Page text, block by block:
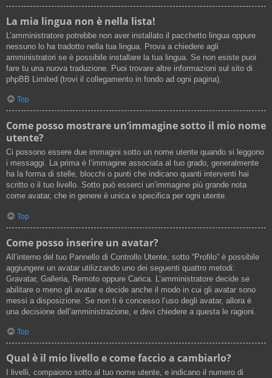
La mia lingua non è nella lista!
L’amministratore potrebbe non aver installato il pacchetto lingua oppure
nessuno lo ha tradotto nella tua lingua. Prova a chiedere agli
amministratori se è possibile installare la tua lingua. Se non esiste puoi
fare tu una nuova traduzione. Puoi trovare altre informazioni sul sito di
phpBB Limited (trovi il collegamento in fondo ad ogni pagina).
Top
Come posso mostrare un’immagine sotto il mio nome
utente?
Ci possono essere due immagini sotto un nome utente quando si leggono
i messaggi. La prima è l’immagine associata al tuo grado, generalmente
ha la forma di stelle, blocchi o punti che indicano quanti interventi hai
scritto o il tuo livello. Sotto può esserci un’immagine più grande nota
come avatar, che in genere è unica e specifica per ogni utente.
Top
Come posso inserire un avatar?
All’interno del tuo Pannello di Controllo Utente, sotto “Profilo” è possibile
aggiungere un avatar utilizzando uno dei seguenti quattro metodi:
Gravatar, Galleria, Remoto oppure Carica. L’amministratore decide se
abilitare o meno gli avatar e decide anche il modo in cui gli avatar sono
messi a disposizione. Se non ti è concesso l’uso degli avatar, allora è
una decisione dell’amministrazione, e devi chiedere a questa le ragioni.
Top
Qual è il mio livello e come faccio a cambiarlo?
I livelli, compaiono sotto al tuo nome utente, e indicano il numero di